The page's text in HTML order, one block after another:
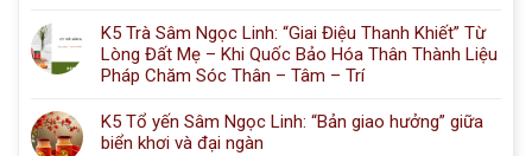
K5 Trà Sâm Ngọc Linh: “Giai Điệu Thanh Khiết” Từ
Lòng Đất Mẹ – Khi Quốc Bảo Hóa Thân Thành Liệu
Pháp Chăm Sóc Thân – Tâm – Trí
K5 Tổ yến Sâm Ngọc Linh: “Bản giao hưởng” giữa
biển khơi và đại ngàn